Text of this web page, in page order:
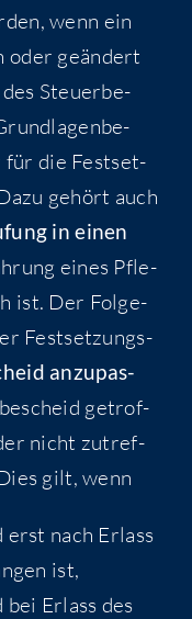
wenn ein
oder geän­dert
Steu­er­be­
für die Fest­set­
gehört auch
in einen
eines Pfle­
ist. Der Fol­ge­
Fest­set­zungs­
anzu­pas­
getrof­
nicht zutref­
gilt, wenn
nach Erlass
ist,
Erlass des